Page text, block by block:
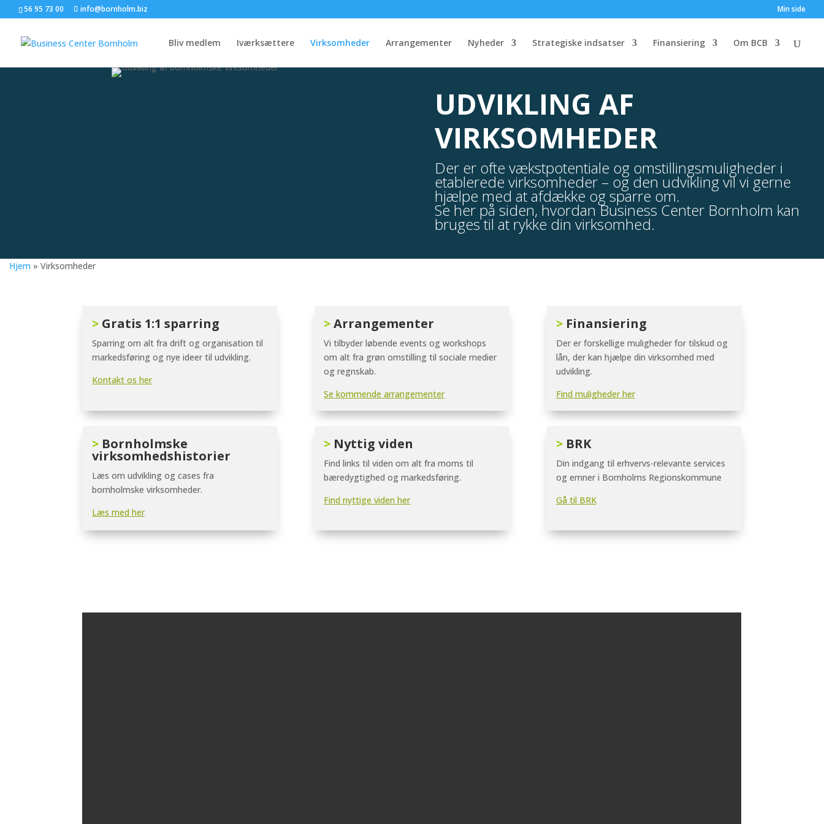
56 95 73 00 info@bornholm.biz Min side
Bliv medlem Iværksættere Virksomheder Arrangementer Nyheder Strategiske indsatser Finansiering Om BCB
UDVIKLING AF
VIRKSOMHEDER
Der er ofte vækstpotentiale og omstillingsmuligheder i
etablerede virksomheder – og den udvikling vil vi gerne
hjælpe med at afdække og sparre om.
Se her på siden, hvordan Business Center Bornholm kan
bruges til at rykke din virksomhed.
Hjem » Virksomheder
> Gratis 1:1 sparring
Sparring om alt fra drift og organisation til
markedsføring og nye ideer til udvikling.
Kontakt os her
>Arrangementer
Vi tilbyder løbende events og workshops
om alt fra grøn omstilling til sociale medier
og regnskab.
Se kommende arrangementer
>Finansiering
Der er forskellige muligheder for tilskud og
lån, der kan hjælpe din virksomhed med
udvikling.
Find muligheder her
> Bornholmske
virksomhedshistorier
Læs om udvikling og cases fra
bornholmske virksomheder.
Læs med her
> Nyttig viden
Find links til viden om alt fra moms til
bæredygtighed og markedsføring.
Find nyttige viden her
>BRK
Din indgang til erhvervs-relevante services
og emner i Bornholms Regionskommune
Gå til BRK